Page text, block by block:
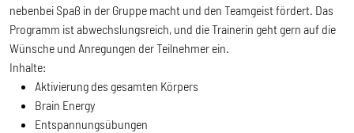
nebenbei Spaß in der Gruppe macht und den Teamgeist fördert. Das
Programm ist abwechslungsreich, und die Trainerin geht gern auf die
Wünsche und Anregungen der Teilnehmer ein.
Inhalte:
Aktivierung des gesamten Körpers
Brain Energy
Entspannungsübungen